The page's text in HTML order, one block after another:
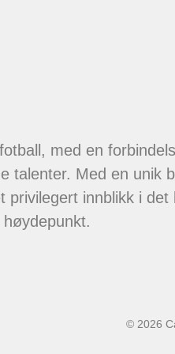
med en
talenter. Med en unik
privilegert innblikk i det
© 2026